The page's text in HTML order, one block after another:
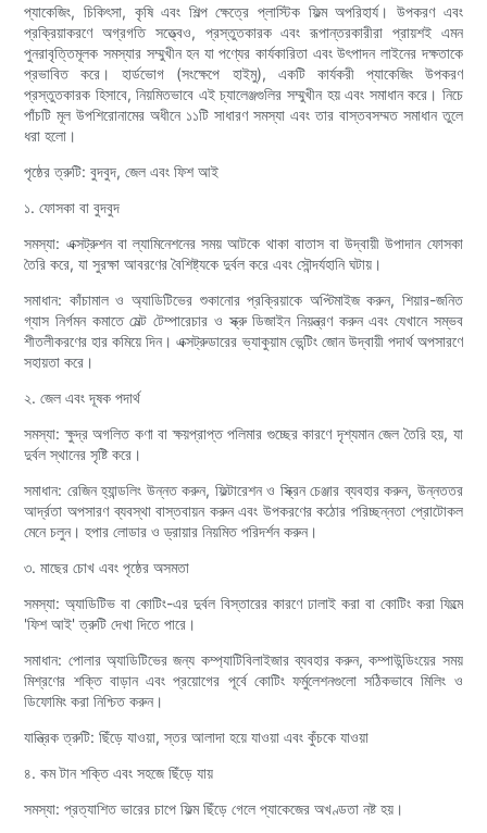
প্যাকেজিং, চিকিৎসা, কৃষি এবং শিল্প ক্ষেত্রে প্লাস্টিক ফিল্ম অপরিহার্য। উপকরণ এবং
প্রক্রিয়াকরণে অগ্রগতি সত্ত্বেও, প্রস্তুতকারক এবং রূপান্তরকারীরা প্রায়শই এমন
পুনরাবৃত্তিমূলক সমস্যার সম্মুখীন হন যা পণ্যের কার্যকারিতা এবং উৎপাদন লাইনের দক্ষতাকে
প্রভাবিত করে। হার্ডভোগ (সংক্ষেপে হাইমু), একটি কার্যকরী প্যাকেজিং উপকরণ
প্রস্তুতকারক হিসাবে, নিয়মিতভাবে এই চ্যালেঞ্জগুলির সম্মুখীন হয় এবং সমাধান করে। নিচে
পাঁচটি মূল উপশিরোনামের অধীনে ১১টি সাধারণ সমস্যা এবং তার বাস্তবসম্মত সমাধান তুলে
ধরা হলো।
পৃষ্ঠের ত্রুটি: বুদবুদ, জেল এবং ফিশ আই
১. ফোসকা বা বুদবুদ
সমস্যা: এক্সট্রুশন বা ল্যামিনেশনের সময় আটকে থাকা বাতাস বা উদ্বায়ী উপাদান ফোসকা
তৈরি করে, যা সুরক্ষা আবরণের বৈশিষ্ট্যকে দুর্বল করে এবং সৌন্দর্যহানি ঘটায়।
সমাধান: কাঁচামাল ও অ্যাডিটিভের শুকানোর প্রক্রিয়াকে অপ্টিমাইজ করুন, শিয়ার-জনিত
গ্যাস নির্গমন কমাতে মেল্ট টেম্পারেচার ও স্ক্রু ডিজাইন নিয়ন্ত্রণ করুন এবং যেখানে সম্ভব
শীতলীকরণের হার কমিয়ে দিন। এক্সট্রুডারের ভ্যাকুয়াম ভেন্টিং জোন উদ্বায়ী পদার্থ অপসারণে
সহায়তা করে।
২. জেল এবং দূষক পদার্থ
সমস্যা: ক্ষুদ্র অগলিত কণা বা ক্ষয়প্রাপ্ত পলিমার গুচ্ছের কারণে দৃশ্যমান জেল তৈরি হয়, যা
দুর্বল স্থানের সৃষ্টি করে।
সমাধান: রেজিন হ্যান্ডলিং উন্নত করুন, ফিল্টারেশন ও স্ক্রিন চেঞ্জার ব্যবহার করুন, উন্নততর
আর্দ্রতা অপসারণ ব্যবস্থা বাস্তবায়ন করুন এবং উপকরণের কঠোর পরিচ্ছন্নতা প্রোটোকল
মেনে চলুন। হপার লোডার ও ড্রায়ার নিয়মিত পরিদর্শন করুন।
৩. মাছের চোখ এবং পৃষ্ঠের অসমতা
সমস্যা: অ্যাডিটিভ বা কোটিং-এর দুর্বল বিস্তারের কারণে ঢালাই করা বা কোটিং করা ফিল্মে
'ফিশ আই' ত্রুটি দেখা দিতে পারে।
সমাধান: পোলার অ্যাডিটিভের জন্য কম্প্যাটিবিলাইজার ব্যবহার করুন, কম্পাউন্ডিংয়ের সময়
মিশ্রণের শক্তি বাড়ান এবং প্রয়োগের পূর্বে কোটিং ফর্মুলেশনগুলো সঠিকভাবে মিলিং ও
ডিফোমিং করা নিশ্চিত করুন।
যান্ত্রিক ত্রুটি: ছিঁড়ে যাওয়া, স্তর আলাদা হয়ে যাওয়া এবং কুঁচকে যাওয়া
৪. কম টান শক্তি এবং সহজে ছিঁড়ে যায়
সমস্যা: প্রত্যাশিত ভারের চাপে ফিল্ম ছিঁড়ে গেলে প্যাকেজের অখণ্ডতা নষ্ট হয়।